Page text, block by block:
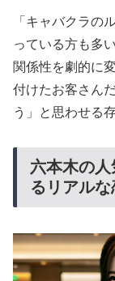
「キャバクラの
っている方も多
関係性を劇的に
付けたお客さん
う」と思わせる
六本木の
るリアル